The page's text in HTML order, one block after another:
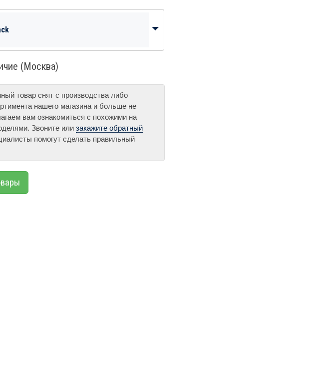
(Москва)
товар снят с производства либо
нашего магазина и больше не
вам ознакомиться с похожими на
Звоните илизакажите обратный
помогут сделать правильный